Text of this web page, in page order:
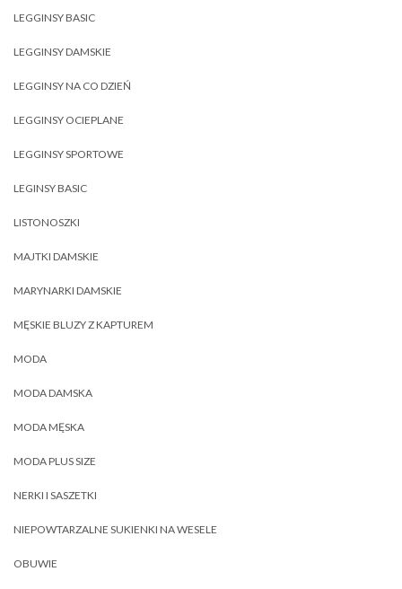
LEGGINSY BASIC
LEGGINSY DAMSKIE
LEGGINSY NA CO DZIEŃ
LEGGINSY OCIEPLANE
LEGGINSY SPORTOWE
LEGINSY BASIC
LISTONOSZKI
MAJTKI DAMSKIE
MARYNARKI DAMSKIE
MĘSKIE BLUZY Z KAPTUREM
MODA
MODA DAMSKA
MODA MĘSKA
MODA PLUS SIZE
NERKI I SASZETKI
NIEPOWTARZALNE SUKIENKI NA WESELE
OBUWIE